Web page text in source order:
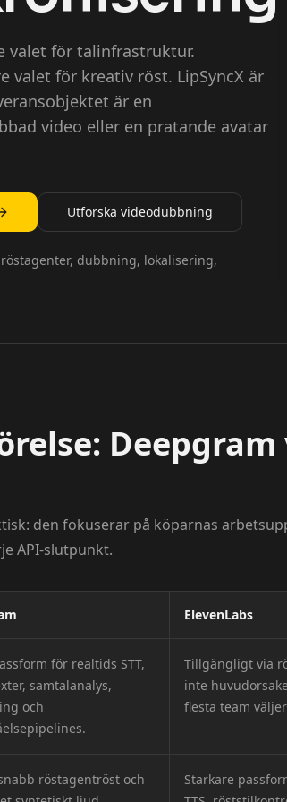
valet för talinfrastruktur.
valet för kreativ röst. LipSyncX är
är en
video eller en pratande avatar
Utforska videodubbning
dubbning, lokalisering,
Deepgram
den fokuserar på köparnas
API-slutpunkt.
ElevenLabs
för realtids STT,
samtalanalys,
och
Tillgängligt via
inte
flesta team
röstagentröst och
Starkare